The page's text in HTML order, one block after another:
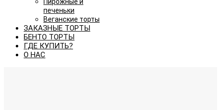
печеньки
Веганские торты
ЗАКАЗНЫЕ ТОРТЫ
БЕНТО ТОРТЫ
ГДЕ КУПИТЬ?
О НАС